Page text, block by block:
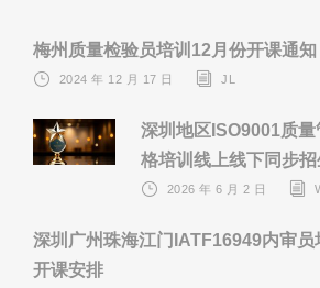
梅州质量检验员培训12月份开课通知
2024 年 12 月 17 日 JL
深圳地区ISO9001质
格培训线上线下同步
2026 年 6 月 2 日
深圳广州珠海江门IATF16949内审
开课安排